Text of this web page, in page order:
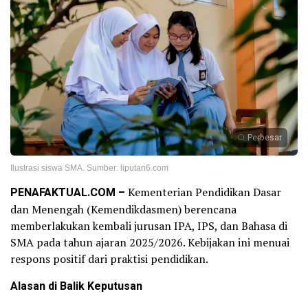
Perbesar
Ilustrasi siswa SMA. Sumber: liputan6.com
PENAFAKTUAL.COM – Kementerian Pendidikan Dasar
dan Menengah (Kemendikdasmen) berencana
memberlakukan kembali jurusan IPA, IPS, dan Bahasa di
SMA pada tahun ajaran 2025/2026. Kebijakan ini menuai
respons positif dari praktisi pendidikan.
Alasan di Balik Keputusan